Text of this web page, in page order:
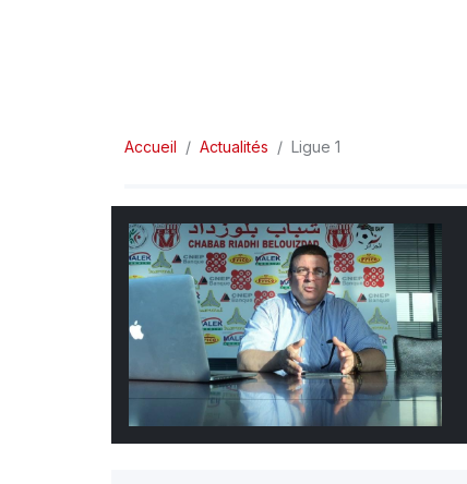
Accueil Actualités Ligue 1